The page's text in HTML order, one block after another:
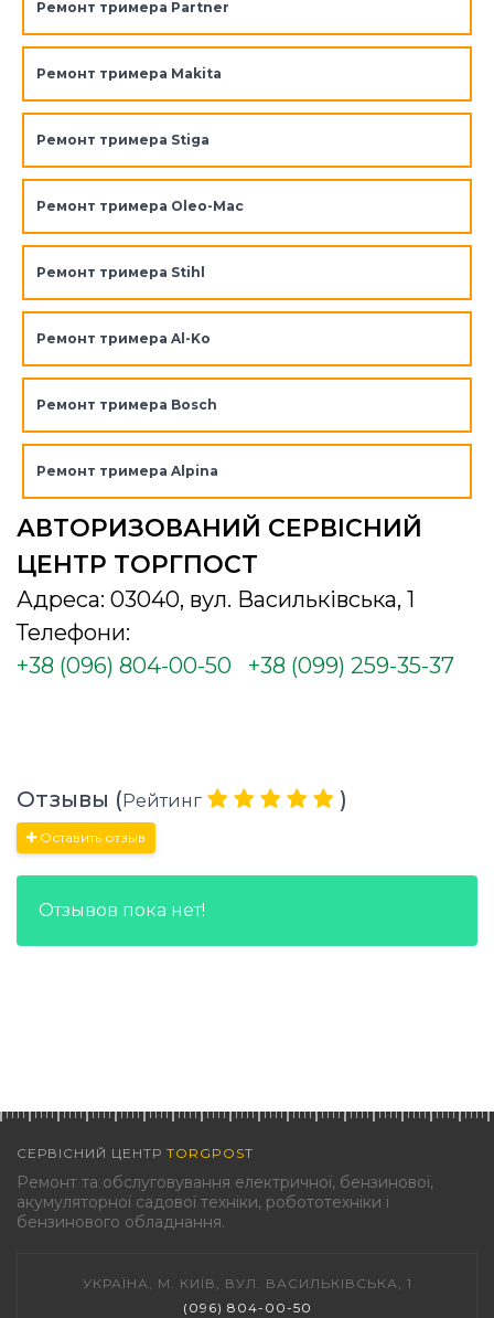
Ремонт тримера Partner
Ремонт тримера Makita
Ремонт тримера Stiga
Ремонт тримера Oleo-Mac
Ремонт тримера Stihl
Ремонт тримера Al-Ko
Ремонт тримера Bosch
Ремонт тримера Alpina
АВТОРИЗОВАНИЙ СЕРВІСНИЙ
ЦЕНТР ТОРГПОСТ
Адреса: 03040, вул. Васильківська, 1
Телефони:
+38 (096) 804-00-50
+38 (099) 259-35-37
Отзывы (Рейтинг )
Оставить отзыв
Отзывов пока нет!
СЕРВІСНИЙ ЦЕНТР TORGPOST
Ремонт та обслуговування електричної, бензинової,
акумуляторної садової техніки, робототехніки і
бензинового обладнання.
УКРАЇНА, М. КИЇВ, ВУЛ. ВАСИЛЬКІВСЬКА, 1
(096) 804-00-50